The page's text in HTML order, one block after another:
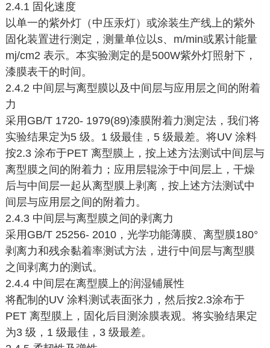
2.4.1 固化速度
以单一的紫外灯（中压汞灯）或涂装生产线上的紫外
固化装置进行测定，测量单位以s、m/min或累计能量
mj/cm2 表示。本实验测定的是500W紫外灯照射下，
漆膜表干的时间。
2.4.2 中间层与离型膜以及中间层与应用层之间的附着
力
采用GB/T 1720- 1979(89)漆膜附着力测定法，我们将
实验结果定为5 级。1 级最佳，5 级最差。将UV 涂料
按2.3 涂布于PET 离型膜上，按上述方法测试中间层与
离型膜之间的附着力；应用层辊涂于中间层上，干燥
后与中间层一起从离型膜上剥离，按上述方法测试中
间层与应用层之间的附着力。
2.4.3 中间层与离型膜之间的剥离力
采用GB/T 25256- 2010，光学功能薄膜、离型膜180°
剥离力和残余黏着率测试方法，进行中间层与离型膜
之间剥离力的测试。
2.4.4 中间层在离型膜上的润湿铺展性
将配制的UV 涂料测试表面张力，然后按2.3涂布于
PET 离型膜上，固化后目测涂膜表观。将实验结果定
为3 级，1 级最佳，3 级最差。